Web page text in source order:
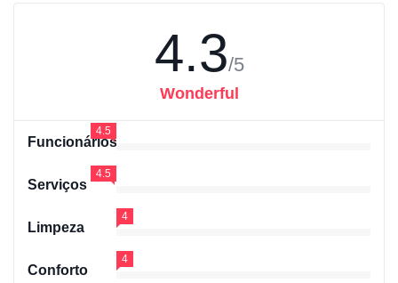
4.3/5
Wonderful
Funcionários
4.5
Serviços
4.5
Limpeza
4
Conforto
4